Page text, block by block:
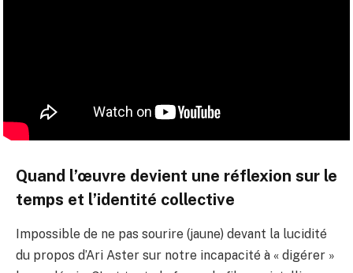
Quand l’œuvre devient une réflexion sur le
temps et l’identité collective
Impossible de ne pas sourire (jaune) devant la lucidité
du propos d’Ari Aster sur notre incapacité à « digérer »